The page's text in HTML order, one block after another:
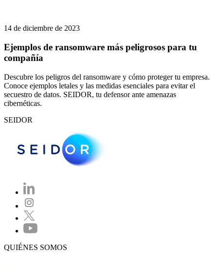
14 de diciembre de 2023
Ejemplos de ransomware más peligrosos para tu
compañía
Descubre los peligros del ransomware y cómo proteger tu empresa.
Conoce ejemplos letales y las medidas esenciales para evitar el
secuestro de datos. SEIDOR, tu defensor ante amenazas
cibernéticas.
SEIDOR
QUIÉNES SOMOS